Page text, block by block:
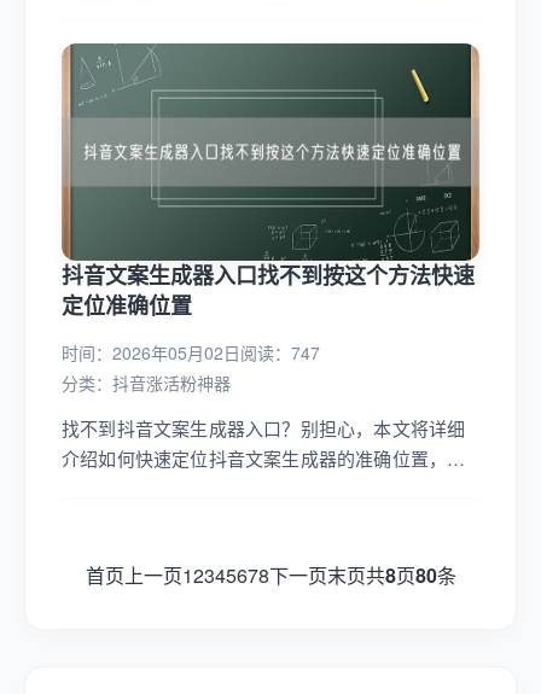
抖音文案生成器入口找不到按这个方法快速
定位准确位置
时间：2026年05月02日阅读：747
分类： 抖音涨活粉神器
找不到抖音文案生成器入口？别担心，本文将详细
介绍如何快速定位抖音文案生成器的准确位置，提
首页上一页12345678下一页末页共8页80条